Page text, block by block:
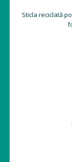
Sticla reciclată